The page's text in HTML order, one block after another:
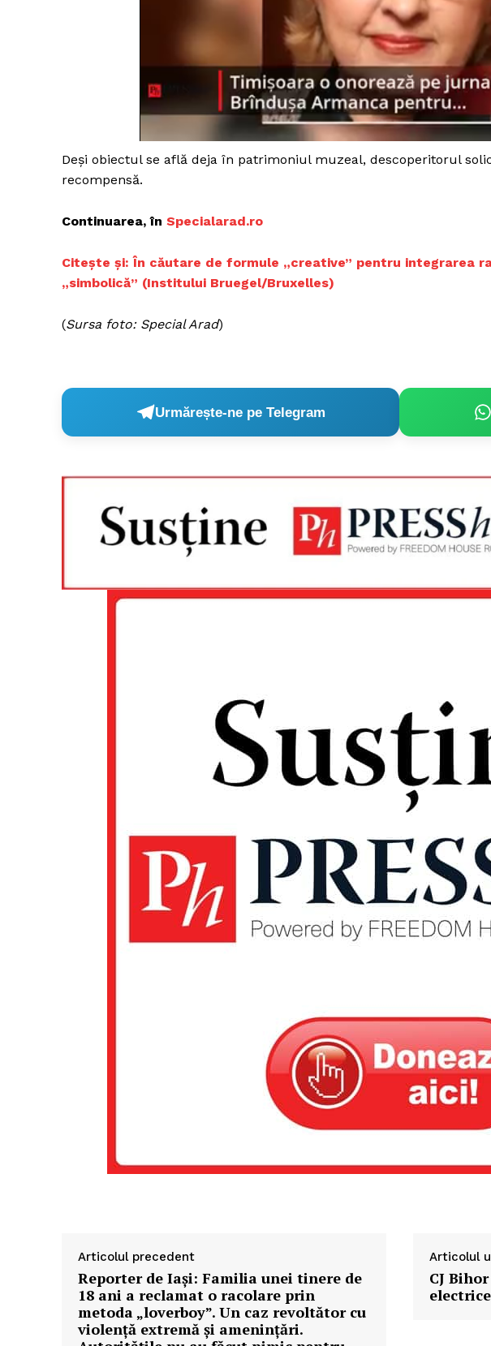
Deși obiectul se află deja în patrimoniul muzeal, descoperitorul
recompensă.
Continuarea, în Specialarad.ro
Citește și: În căutare de formule „creative” pentru integrarea
„simbolică” (Institului Bruegel/Bruxelles)
(Sursa foto: Special Arad)
Urmărește-ne pe Telegram
Articolul precedent
Reporter de Iași: Familia unei tinere de
18 ani a reclamat o racolare prin
metoda „loverboy”. Un caz revoltător cu
violență extremă și amenințări.
Articolul
CJ